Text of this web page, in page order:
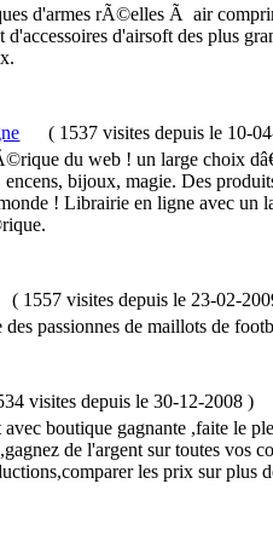
d'armes rÃ©elles Ã air
d'airsoft des plus
( 1537 visitesdepuis le 10-
du web ! un large choix
bijoux, magie. Des
! Librairie en ligne avec un
1557 visitesdepuis le 23-02-
passionnes de maillots de
visitesdepuis le 30-12-2008 )
avec boutique gagnante ,faite le
de l'argent sur toutes vos
les prix sur plus